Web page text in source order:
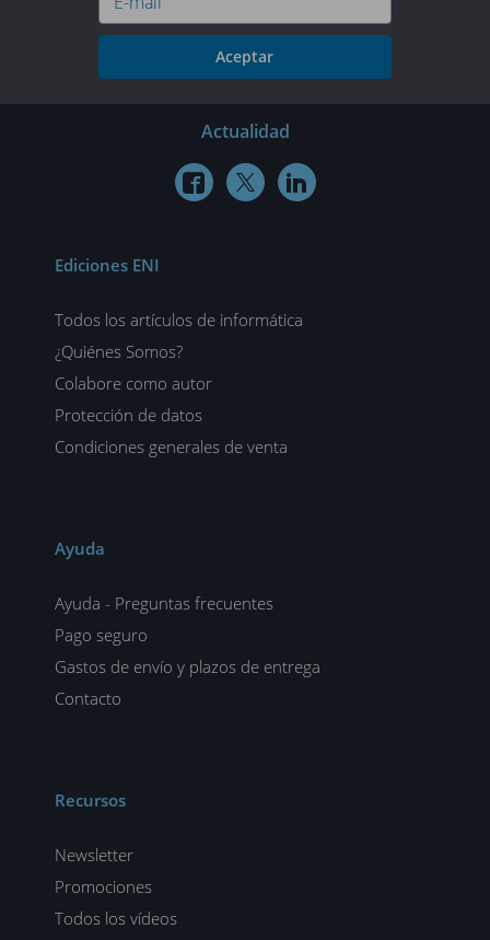
Aceptar
Actualidad
  
Ediciones ENI
Todos los artículos de informática
¿Quiénes Somos?
Colabore como autor
Protección de datos
Condiciones generales de venta
Ayuda
Ayuda - Preguntas frecuentes
Pago seguro
Gastos de envío y plazos de entrega
Contacto
Recursos
Newsletter
Promociones
Todos los vídeos